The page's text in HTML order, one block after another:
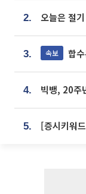
2. 오늘은 절
3. 속보 합수
4.
5.